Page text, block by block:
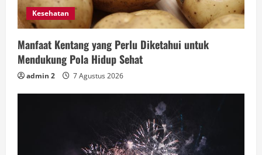
Kesehatan
Manfaat Kentang yang Perlu Diketahui untuk
Mendukung Pola Hidup Sehat
admin 2 7 Agustus 2026